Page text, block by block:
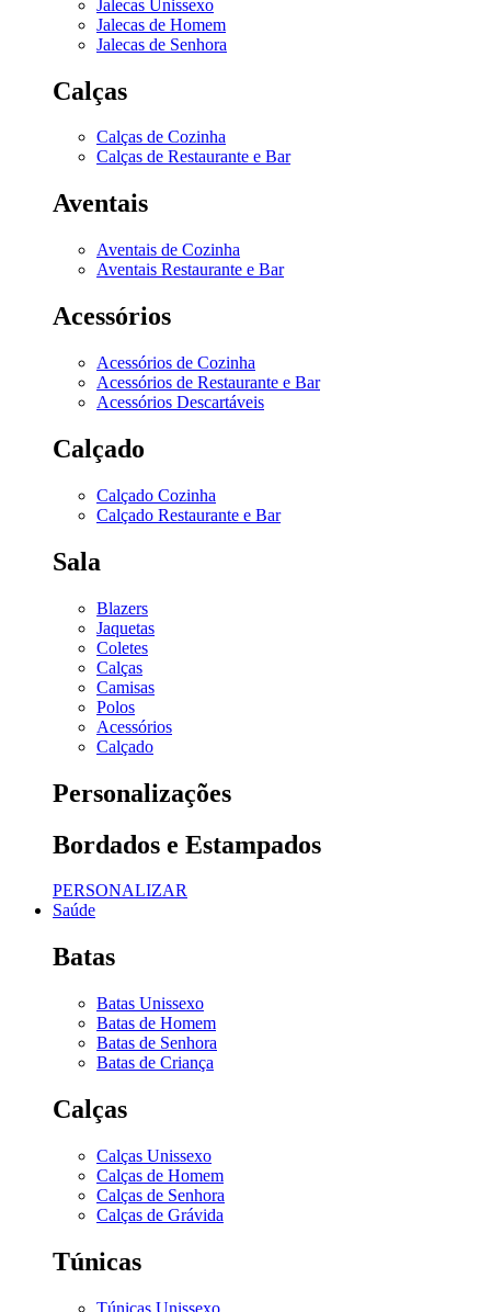
Jalecas Unissexo
Jalecas de Homem
Jalecas de Senhora
Calças
Calças de Cozinha
Calças de Restaurante e Bar
Aventais
Aventais de Cozinha
Aventais Restaurante e Bar
Acessórios
Acessórios de Cozinha
Acessórios de Restaurante e Bar
Acessórios Descartáveis
Calçado
Calçado Cozinha
Calçado Restaurante e Bar
Sala
Blazers
Jaquetas
Coletes
Calças
Camisas
Polos
Acessórios
Calçado
Personalizações
Bordados e Estampados
PERSONALIZAR
Saúde
Batas
Batas Unissexo
Batas de Homem
Batas de Senhora
Batas de Criança
Calças
Calças Unissexo
Calças de Homem
Calças de Senhora
Calças de Grávida
Túnicas
Túnicas Unissexo